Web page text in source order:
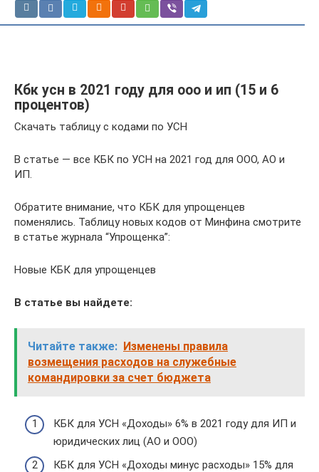
Кбк усн в 2021 году для ооо и ип (15 и 6
процентов)
Скачать таблицу с кодами по УСН
В статье — все КБК по УСН на 2021 год для ООО, АО и
ИП.
Обратите внимание, что КБК для упрощенцев
поменялись. Таблицу новых кодов от Минфина смотрите
в статье журнала “Упрощенка”:
Новые КБК для упрощенцев
В статье вы найдете:
Читайте также: Изменены правила
возмещения расходов на служебные
командировки за счет бюджета
КБК для УСН «Доходы» 6% в 2021 году для ИП и
юридических лиц (АО и ООО)
КБК для УСН «Доходы минус расходы» 15% для